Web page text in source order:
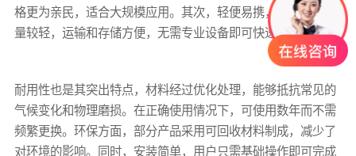
格更为亲民，适合大规模应用。其次，轻便易携，一卷布条重
量较轻，运输和存储方便，无需专业设备即可快速部署。
耐用性也是其突出特点，材料经过优化处理，能够抵抗常见的
气候变化和物理磨损。在正确使用情况下，可使用数年而不需
频繁更换。环保方面，部分产品采用可回收材料制成，减少了
对环境的影响。同时，安装简单，用户只需基础操作即可完成